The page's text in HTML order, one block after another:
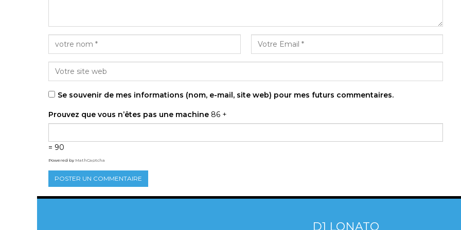
Se souvenir de mes informations (nom, e-mail, site web) pour mes futurs commentaires.
Prouvez que vous n’êtes pas une machine 86 +
= 90
Powered by MathCaptcha
D1 LONATO